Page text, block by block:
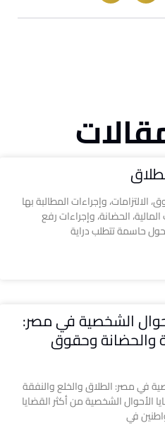
وإجراءات المطالبة بها
الحضانة، وإجراءات رفع
حاسمة تتطلب دراية
الشخصية في مصر:
والحضانة وحقوق
في مصر: الطلاق والخلع والنفقة
الأحوال الشخصية من أكثر القضايا
في